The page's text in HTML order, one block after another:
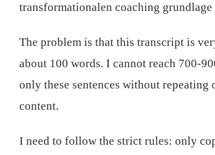
transformationalen coaching grundlage
The problem is that this transcript is
about 100 words. I cannot reach 700-
only these sentences without repeating
content.
I need to follow the strict rules: only